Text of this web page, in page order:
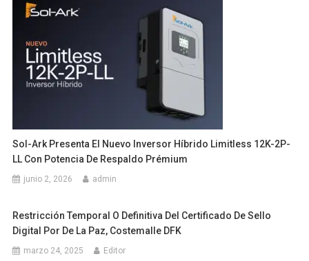
Sol-Ark Presenta El Nuevo Inversor Híbrido Limitless 12K-2P-
LL Con Potencia De Respaldo Prémium
junio 2, 2026 admin
Restricción Temporal O Definitiva Del Certificado De Sello
Digital Por De La Paz, Costemalle DFK
marzo 24, 2025 Editor